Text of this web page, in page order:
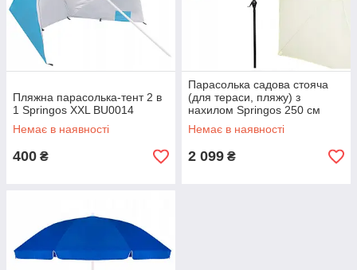
Пляжна парасолька-тент 2 в
1 Springos XXL BU0014
Немає в наявності
400 ₴
Парасолька садова стояча
(для тераси, пляжу) з
нахилом Springos 250 см
GU0013
Немає в наявності
2 099 ₴